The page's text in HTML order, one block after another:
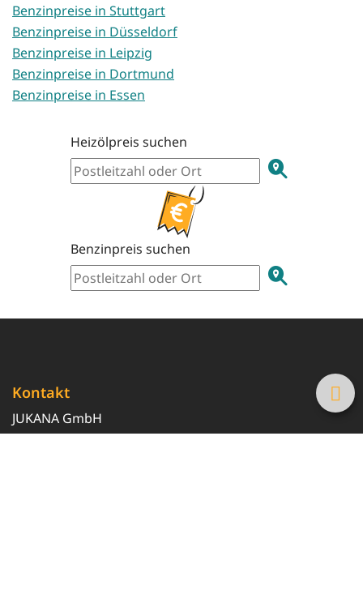
Benzinpreise in Stuttgart
Benzinpreise in Düsseldorf
Benzinpreise in Leipzig
Benzinpreise in Dortmund
Benzinpreise in Essen
Heizölpreis suchen
Benzinpreis suchen
Kontakt
JUKANA GmbH